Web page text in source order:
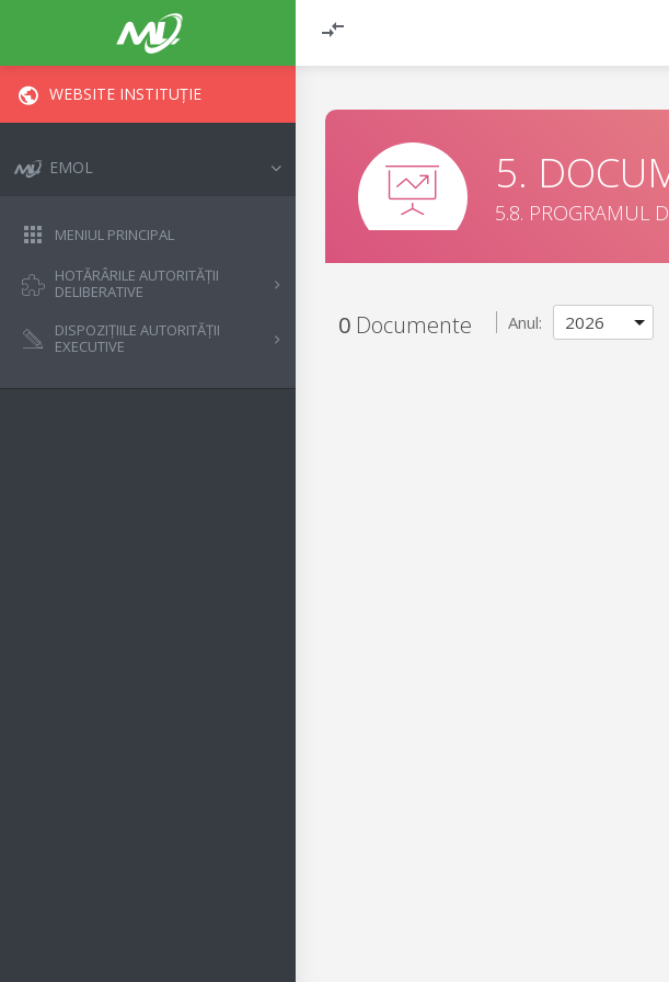
WEBSITE INSTITUȚIE
EMOL
MENIUL PRINCIPAL
HOTĂRÂRILE AUTORITĂȚII
DELIBERATIVE
DISPOZIȚIILE AUTORITĂȚII
EXECUTIVE
5.
5.8. PROGRAMUL
0 Documente Anul: